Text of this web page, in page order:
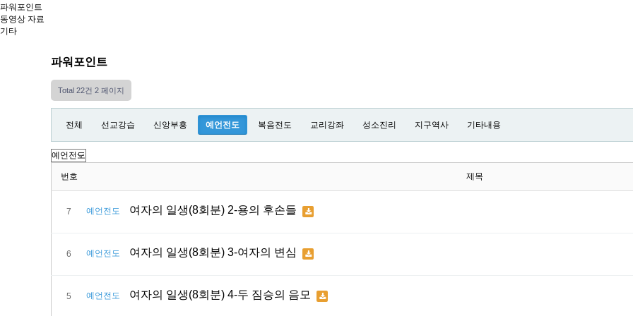
파워포인트
동영상 자료
기타
파워포인트
Total 22건 2 페이지
전체 선교강습 신앙부흥 예언전도 복음전도 교리강좌 성소진리 지구역사 기타내용
번호 제목
7 예언전도 여자의 일생(8회분) 2-용의 후손들
6 예언전도 여자의 일생(8회분) 3-여자의 변심
5 예언전도 여자의 일생(8회분) 4-두 짐승의 음모